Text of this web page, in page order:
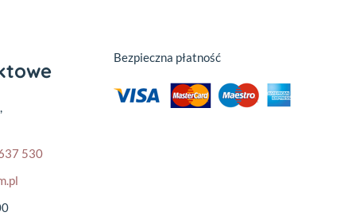
530
Bezpieczna płatność